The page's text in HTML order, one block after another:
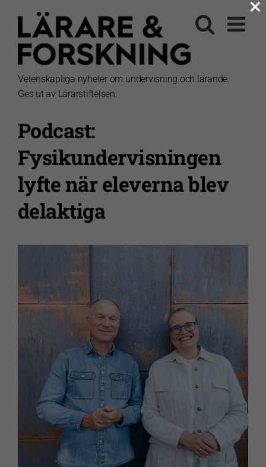
innehållet
Vetenskapliga nyheter om undervisning och lärande.
Ges ut av Lärarstiftelsen.
Podcast:
Fysikundervisningen
lyfte när eleverna blev
delaktiga